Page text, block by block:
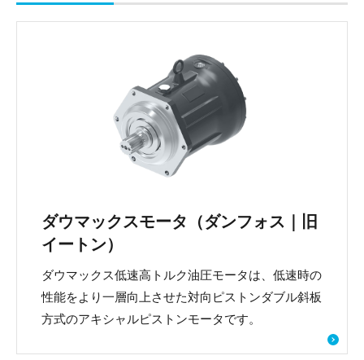
ダウマックスモータ（ダンフォス｜旧
イートン）
ダウマックス低速高トルク油圧モータは、低速時の
性能をより一層向上させた対向ピストンダブル斜板
方式のアキシャルピストンモータです。